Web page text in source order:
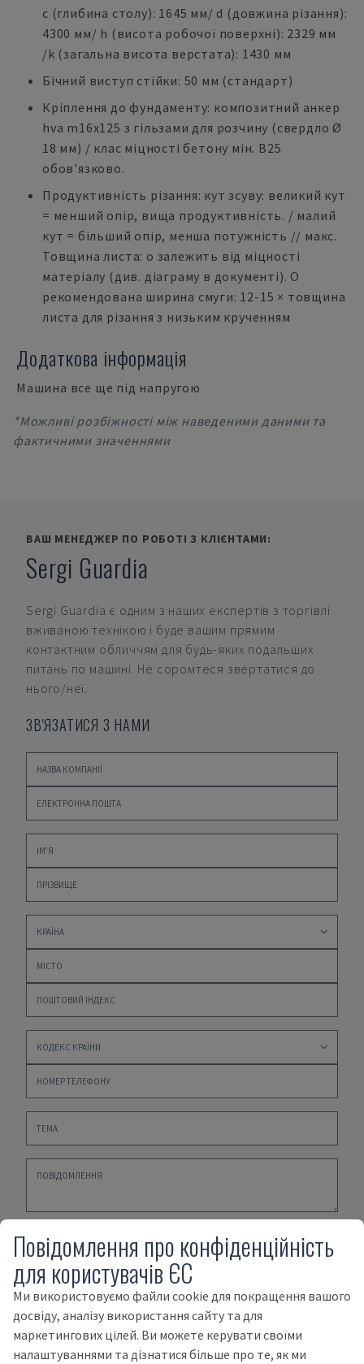
c (глибина столу): 1645 мм/ d (довжина різання):
4300 мм/ h (висота робочої поверхні): 2329 мм
/k (загальна висота верстата): 1430 мм
Бічний виступ стійки: 50 мм (стандарт)
Кріплення до фундаменту: композитний анкер
hva m16x125 з гільзами для розчину (свердло Ø
18 мм) / клас міцності бетону мін. B25
обов'язково.
Продуктивність різання: кут зсуву: великий кут
= менший опір, вища продуктивність. / малий
кут = більший опір, менша потужність // макс.
Товщина листа: o залежить від міцності
матеріалу (див. діаграму в документі). O
рекомендована ширина смуги: 12-15 × товщина
листа для різання з низьким крученням
Додаткова інформація
Машина все ще під напругою
*Можливі розбіжності між наведеними даними та
фактичними значеннями
ВАШ МЕНЕДЖЕР ПО РОБОТІ З КЛІЄНТАМИ:
Sergi Guardia
Sergi Guardia є одним з наших експертів з торгівлі
вживаною технікою і буде вашим прямим
контактним обличчям для будь-яких подальших
питань по машині. Не соромтеся звертатися до
нього/неї.
ЗВ'ЯЗАТИСЯ З НАМИ
Будь ласка ПОЛІТИКА КОНФІДЕНЦІЙНОСТІ ,ПРАВИЛА
ТА УМОВИ ПРИДБАННЯ іУМОВИ ПРОДАЖУ
НАДІСЛАТИ
Повідомлення про конфіденційність
для користувачів ЄС
Ми використовуємо файли cookie для покращення вашого
досвіду, аналізу використання сайту та для
маркетингових цілей. Ви можете керувати своїми
налаштуваннями та дізнатися більше про те, як ми